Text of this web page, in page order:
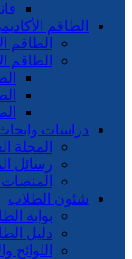
الطاقم
الطاقم
الطاقم
دراسات
المجلة
رسائل
المنصات
شئون الطلاب
بوابة
دليل
اللوائح